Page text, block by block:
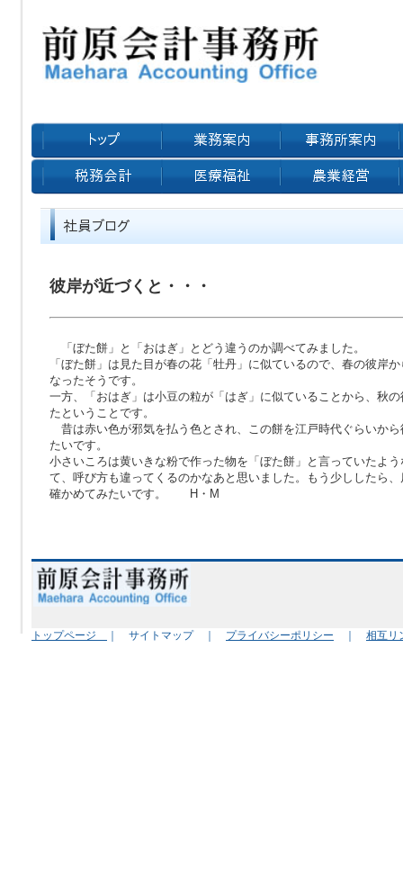
彼岸が近づくと・・・
「ぼた餅」と「おはぎ」とどう違うのか調べてみました。
「ぼた餅」は見た目が春の花「牡丹」に似ているので、春の彼岸
なったそうです。
一方、「おはぎ」は小豆の粒が「はぎ」に似ていることから、秋
たということです。
昔は赤い色が邪気を払う色とされ、この餅を江戸時代ぐらいか
たいです。
小さいころは黄いきな粉で作った物を「ぼた餅」と言っていたよ
て、呼び方も違ってくるのかなあと思いました。もう少ししたら
確かめてみたいです。 H・M
トップページ ｜ サイトマップ ｜ プライバシーポリシー ｜ 相互リ